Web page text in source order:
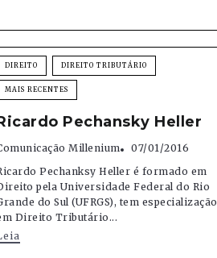
DIREITO DIREITO TRIBUTÁRIO
MAIS RECENTES
Pechansky Heller
Millenium
07/01/2016
Pechanksy Heller é formado em
pela Universidade Federal do Rio
do Sul (UFRGS), tem especialização
Direito Tributário...